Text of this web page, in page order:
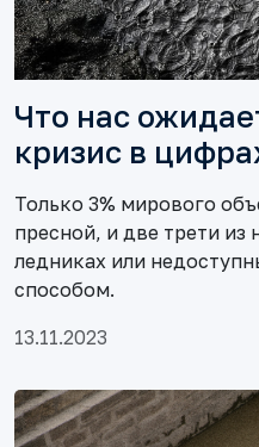
Что нас
кризис в
Только 3% мирового
пресной, и две трети
ледниках или
способом.
13.11.2023